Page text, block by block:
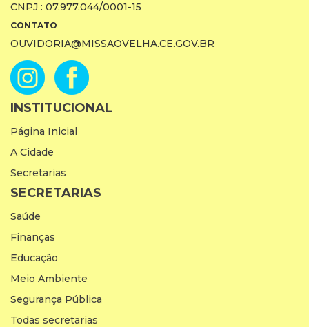
CNPJ : 07.977.044/0001-15
CONTATO
OUVIDORIA@MISSAOVELHA.CE.GOV.BR
INSTITUCIONAL
Página Inicial
A Cidade
Secretarias
SECRETARIAS
Saúde
Finanças
Educação
Meio Ambiente
Segurança Pública
Todas secretarias